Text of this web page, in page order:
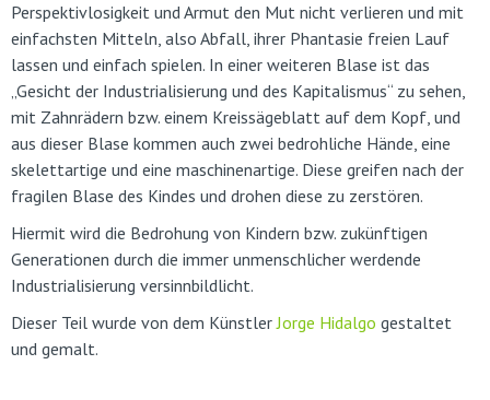
Perspektivlosigkeit und Armut den Mut nicht verlieren und mit
einfachsten Mitteln, also Abfall, ihrer Phantasie freien Lauf
lassen und einfach spielen. In einer weiteren Blase ist das
„Gesicht der Industrialisierung und des Kapitalismus“ zu sehen,
mit Zahnrädern bzw. einem Kreissägeblatt auf dem Kopf, und
aus dieser Blase kommen auch zwei bedrohliche Hände, eine
skelettartige und eine maschinenartige. Diese greifen nach der
fragilen Blase des Kindes und drohen diese zu zerstören.
Hiermit wird die Bedrohung von Kindern bzw. zukünftigen
Generationen durch die immer unmenschlicher werdende
Industrialisierung versinnbildlicht.
Dieser Teil wurde von dem KünstlerJorge Hidalgo gestaltet
und gemalt.